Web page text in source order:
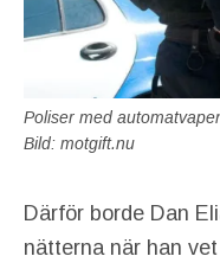
Poliser med
Bild: motgift.nu
Därför borde Dan
nätterna när han